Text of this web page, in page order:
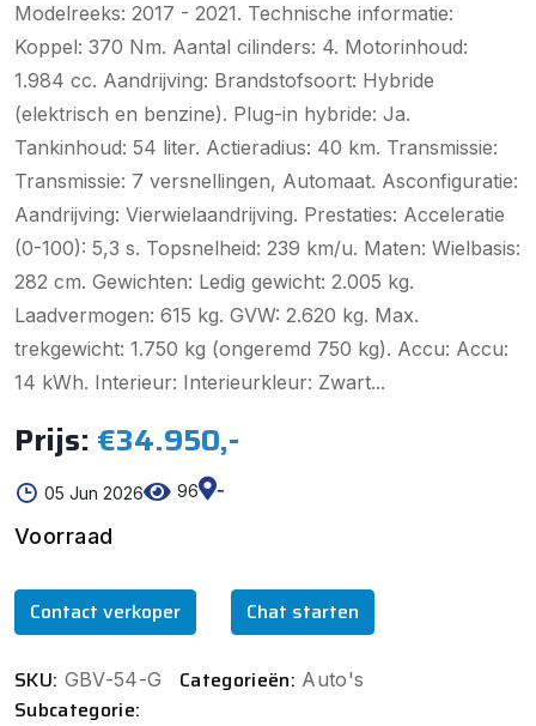
Modelreeks: 2017 - 2021. Technische informatie:
Koppel: 370 Nm. Aantal cilinders: 4. Motorinhoud:
1.984 cc. Aandrijving: Brandstofsoort: Hybride
(elektrisch en benzine). Plug-in hybride: Ja.
Tankinhoud: 54 liter. Actieradius: 40 km. Transmissie:
Transmissie: 7 versnellingen, Automaat. Asconfiguratie:
Aandrijving: Vierwielaandrijving. Prestaties: Acceleratie
(0-100): 5,3 s. Topsnelheid: 239 km/u. Maten: Wielbasis:
282 cm. Gewichten: Ledig gewicht: 2.005 kg.
Laadvermogen: 615 kg. GVW: 2.620 kg. Max.
trekgewicht: 1.750 kg (ongeremd 750 kg). Accu: Accu:
14 kWh. Interieur: Interieurkleur: Zwart...
Prijs: €34.950,-
05 Jun 2026 96
-
Voorraad
Contact verkoper Chat starten
SKU: GBV-54-G Categorieën: Auto's
Subcategorie: